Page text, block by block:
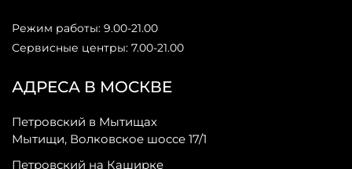
АДРЕСА В МОСКВЕ
Петровский в Мытищах
Мытищи, Волковское шоссе 17/1
Петровский на Каширке
Режим работы: 9.00-21.00
Сервисные центры: 7.00-21.00